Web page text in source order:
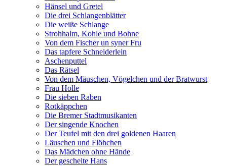
Hänsel und Gretel
Die drei Schlangenblätter
Die weiße Schlange
Strohhalm, Kohle und Bohne
Von dem Fischer un syner Fru
Das tapfere Schneiderlein
Aschenputtel
Das Rätsel
Von dem Mäuschen, Vögelchen und der Bratwurst
Frau Holle
Die sieben Raben
Rotkäppchen
Die Bremer Stadtmusikanten
Der singende Knochen
Der Teufel mit den drei goldenen Haaren
Läuschen und Flöhchen
Das Mädchen ohne Hände
Der gescheite Hans